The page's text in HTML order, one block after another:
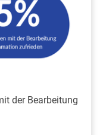
der Bearbeitung